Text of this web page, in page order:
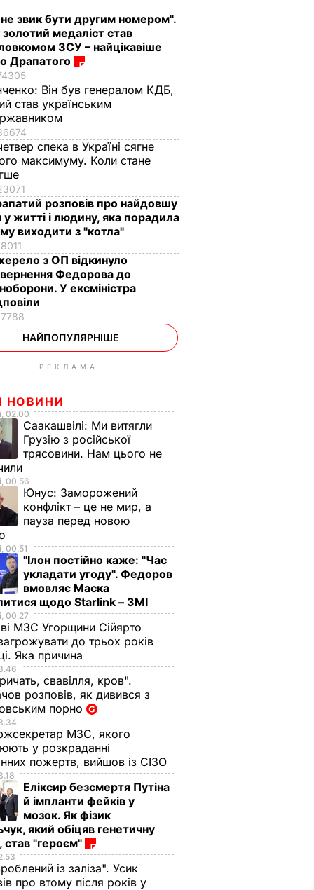
звик бути другим номером".
золотий медаліст став
ЗСУ – найцікавіше
Драпатого
Він був генералом КДБ,
став українським
спека в Україні сягне
максимуму. Коли стане
розповів про найдовшу
у житті і людину, яка порадила
виходити з "котла"
з ОП відкинуло
Федорова до
У ексміністра
НАЙПОПУЛЯРНІШЕ
РЕКЛАМА
НОВИНИ
02.00
Саакашвілі: Ми витягли
Грузію з російської
трясовини. Нам цього не
00.56
Юнус: Заморожений
конфлікт – це не мир, а
пауза перед новою
00.51
"Ілон постійно каже: "Час
укладати угоду". Федоров
вмовляє Маска
щодо Starlink – ЗМІ
00.27
МЗС Угорщини Сійярто
до трьох років
Яка причина
свавілля, кров".
розповів, як дивився з
порно
МЗС, якого
у розкраданні
пожертв, вийшов із СІЗО
Еліксир безсмертя Путіна
й імпланти фейків у
мозок. Як фізик
який обіцяв генетичну
став "героєм"
із заліза". Усик
про втому після років у